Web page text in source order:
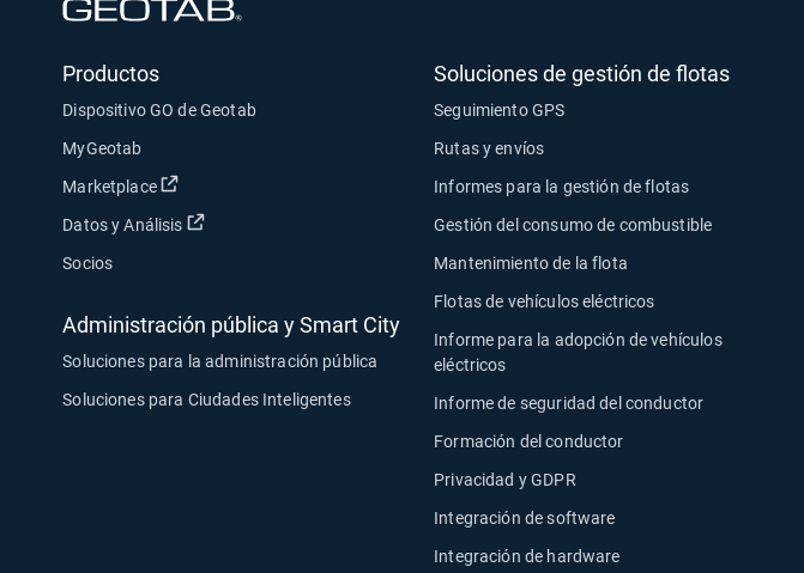
Productos
Dispositivo GO de Geotab
MyGeotab
Marketplace
Abrir en una nueva ventana
Datos y Análisis Abrir en una nueva ventana
Socios
Administración pública y Smart City
Soluciones para la administración pública
Soluciones para Ciudades Inteligentes
Soluciones de gestión de flotas
Seguimiento GPS
Rutas y envíos
Informes para la gestión de flotas
Gestión del consumo de combustible
Mantenimiento de la flota
Flotas de vehículos eléctricos
Informe para la adopción de vehículos
eléctricos
Informe de seguridad del conductor
Formación del conductor
Privacidad y GDPR
Integración de software
Integración de hardware